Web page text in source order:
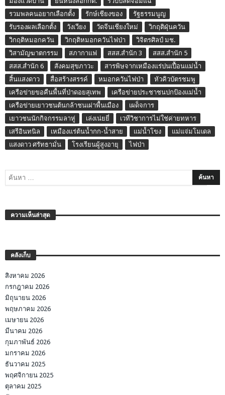
รวมพลคนอยากเลือกตั้ง
รักษ์เชียงของ
รัฐธรรมนูญ
รับรองผลเลือกตั้ง
วังเวียง วัดจีนเชียงใหม่
วิกฤติฝุ่นควัน
วิกฤติหมอกควัน
วิกฤติหมอกควันไฟป่า
วิจิตรศิลป์ มช.
วิสามัญฆาตกรรม
สภากาแฟ สสส.สำนัก 3
สสส.สำนัก 5
สสส.สำนัก 6
สังคมสุขภาวะ
สารพิษจากเหมืองแร่ปนเปื้อนแม่น้ำ
สิ้นแสงดาว
สื่อสร้างสรรค์ หมอกควันไฟป่า
หัวคิวบัตรชมพู
เครือข่ายขอคืนพื้นที่ป่าดอยสุเทพ
เครือข่ายประชาชนปกป้องแม่น้ำ
เครือข่ายเยาวชนต้นกล้าชนเผ่าพื้นเมือง
เผด็จการ
เยาวชนนักกิจกรรมลาหู่
เล่งเน่ยยี่
เวทีวิชาการไม่ใช่ค่ายทหาร
เสรีอินทนิล
เหมืองแร่ต้นน้ำกก-น้ำสาย แม่น้ำโขง
แม่แจ่มโมเดล
แสงดาว ศรัทธามั่น
โรงเรียนผู้สูงอายุ ไฟป่า
ความเห็นล่าสุด
คลังเก็บ
สิงหาคม 2026
กรกฎาคม 2026
มิถุนายน 2026
พฤษภาคม 2026
เมษายน 2026
มีนาคม 2026
กุมภาพันธ์ 2026
มกราคม 2026
ธันวาคม 2025
พฤศจิกายน 2025
ตุลาคม 2025